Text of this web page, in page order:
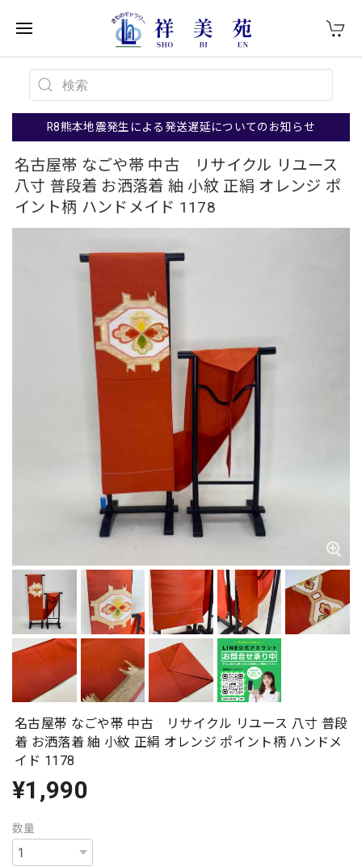
R8熊本地震発生による発送遅延についてのお知らせ
名古屋帯 なごや帯 中古 リサイクル リユース
八寸 普段着 お洒落着 紬 小紋 正絹 オレンジ ポ
イント柄 ハンドメイド 1178
名古屋帯 なごや帯 中古 リサイクル リユース 八寸 普段
着 お洒落着 紬 小紋 正絹 オレンジ ポイント柄 ハンドメ
イド 1178
¥1,990
数量